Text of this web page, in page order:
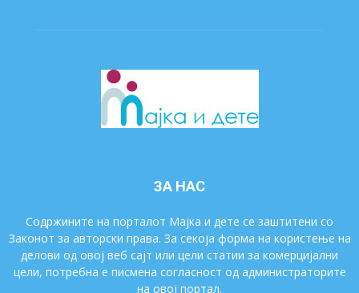
ЗА НАС
Содржините на порталот Мајка и дете се заштитени со
Законот за авторски права. За секоја форма на користење на
делови од овој веб сајт или цели статии за комерцијални
цели, потребна е писмена согласност од администраторите
на овој портал.